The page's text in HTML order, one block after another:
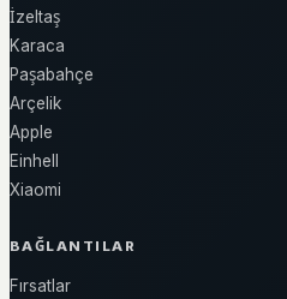
İzeltaş
Karaca
Paşabahçe
Arçelik
Apple
Einhell
Xiaomi
BAĞLANTILAR
Fırsatlar